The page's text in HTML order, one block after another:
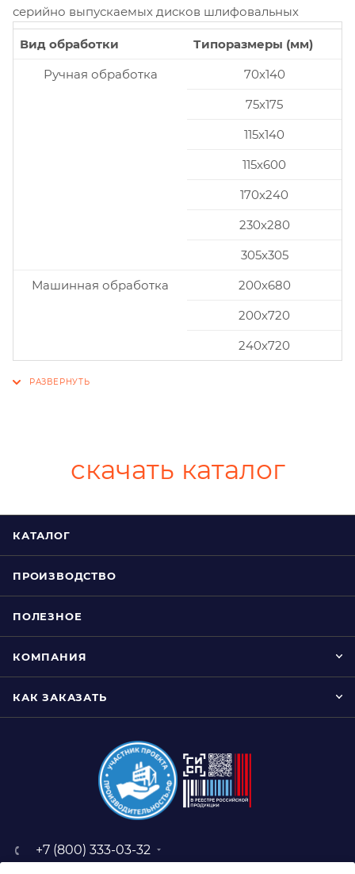
серийно выпускаемых дисков шлифовальных
Вид обработки
Типоразмеры (мм)
Ручная обработка
70x140
75x175
115x140
115x600
170x240
230x280
305x305
Машинная обработка
200х680
200х720
240х720
скачать каталог
КАТАЛОГ
ПРОИЗВОДСТВО
ПОЛЕЗНОЕ
КОМПАНИЯ
КАК ЗАКАЗАТЬ
+7 (800) 333-03-32